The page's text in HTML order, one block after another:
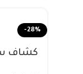
-28%